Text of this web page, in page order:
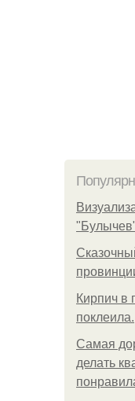
Кирпич в
поклеила.
Самая
делать